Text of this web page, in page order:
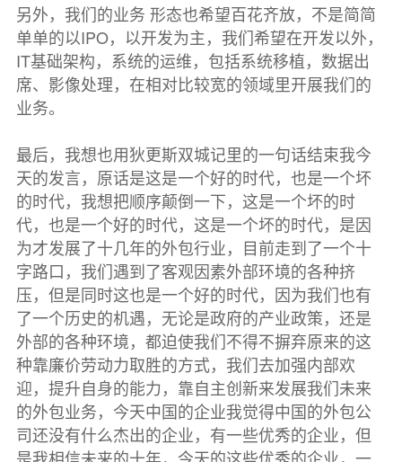
另外，我们的业务 形态也希望百花齐放，不是简简
单单的以IPO，以开发为主，我们希望在开发以外，
IT基础架构，系统的运维，包括系统移植，数据出
席、影像处理，在相对比较宽的领域里开展我们的
业务。
最后，我想也用狄更斯双城记里的一句话结束我今
天的发言，原话是这是一个好的时代，也是一个坏
的时代，我想把顺序颠倒一下，这是一个坏的时
代，也是一个好的时代，这是一个坏的时代，是因
为才发展了十几年的外包行业，目前走到了一个十
字路口，我们遇到了客观因素外部环境的各种挤
压，但是同时这也是一个好的时代，因为我们也有
了一个历史的机遇，无论是政府的产业政策，还是
外部的各种环境，都迫使我们不得不摒弃原来的这
种靠廉价劳动力取胜的方式，我们去加强内部欢
迎，提升自身的能力，靠自主创新来发展我们未来
的外包业务，今天中国的企业我觉得中国的外包公
司还没有什么杰出的企业，有一些优秀的企业，但
是我相信未来的十年，今天的这些优秀的企业，一